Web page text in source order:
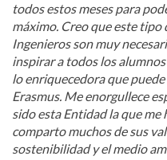
todos estos meses para
máximo. Creo que este tipo
Ingenieros son muy
inspirar a todos los
lo enriquecedora que
Erasmus. Me enorgullece
sido esta Entidad la que me
comparto muchos de sus
sostenibilidad y el medio